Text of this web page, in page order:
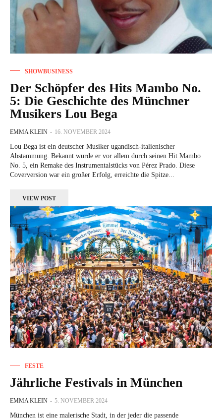
SHOWBUSINESS
Der Schöpfer des Hits Mambo No.
5: Die Geschichte des Münchner
Musikers Lou Bega
EMMA KLEIN - 16. NOVEMBER 2024
Lou Bega ist ein deutscher Musiker ugandisch-italienischer
Abstammung. Bekannt wurde er vor allem durch seinen Hit Mambo
No. 5, ein Remake des Instrumentalstücks von Pérez Prado. Diese
Coverversion war ein großer Erfolg, erreichte die Spitze...
VIEW POST
FESTE
Jährliche Festivals in München
EMMA KLEIN - 5. NOVEMBER 2024
München ist eine malerische Stadt, in der jeder die passende